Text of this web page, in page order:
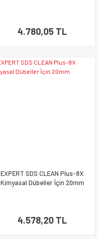
4.780,05 TL
EXPERT SDS CLEAN Plus-8X
Kimyasal Dübeller İçin 20mm
4.578,20 TL